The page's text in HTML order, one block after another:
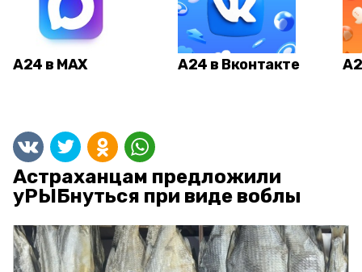
А24 в MAX А24 в Вконтакте
Астраханцам предложили
уРЫБнуться при виде воблы